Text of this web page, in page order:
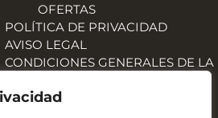
OFERTAS
POLÍTICA DE PRIVACIDAD
AVISO LEGAL
CONDICIONES GENERALES DE LA
ENVÍOS, DEVOLUCIONES Y